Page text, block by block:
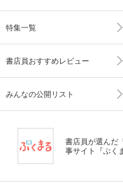
特集一覧
書店員おすすめレビュー
みんなの公開リスト
書店員が選んだ
事サイト『ぶく